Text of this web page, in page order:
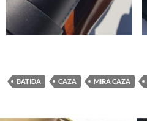
BATIDA CAZA MIRA CAZA